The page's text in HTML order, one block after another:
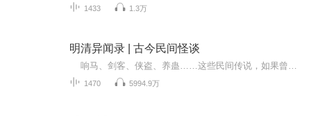
1433 1.3万
明清异闻录 | 古今民间怪谈
1470 5994.9万